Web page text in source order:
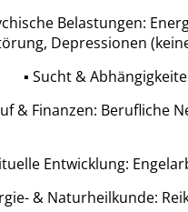
Belastungen:
Depressionen
▪ Sucht &
& Finanzen: Berufliche
Entwicklung:
& Naturheilkunde: